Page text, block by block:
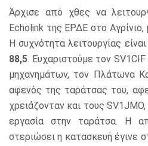
Άρχισε από χθες να
Echolink της ΕΡΔΕ στο Αγρίνιο,
Η συχνότητα λειτουργίας είναι
88,5. Ευχαριστούμε τον
μηχανημάτων, τον Πλάτωνα
αφενός της ταράτσας του,
χρειάζονταν και τους
εργασία στην ταράτσα. Η
στεριώσει η κατασκευή έγινε